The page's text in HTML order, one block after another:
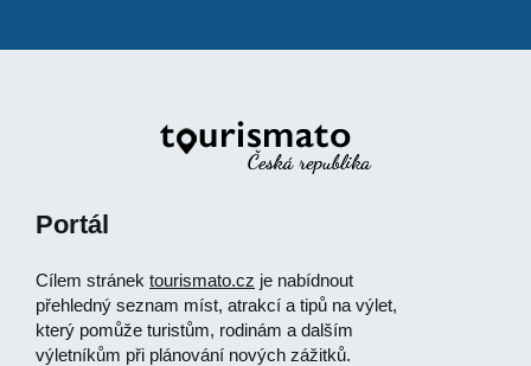
Portál
Cílem stránek tourismato.cz je nabídnout
přehledný seznam míst, atrakcí a tipů na výlet,
který pomůže turistům, rodinám a dalším
výletníkům při plánování nových zážitků.